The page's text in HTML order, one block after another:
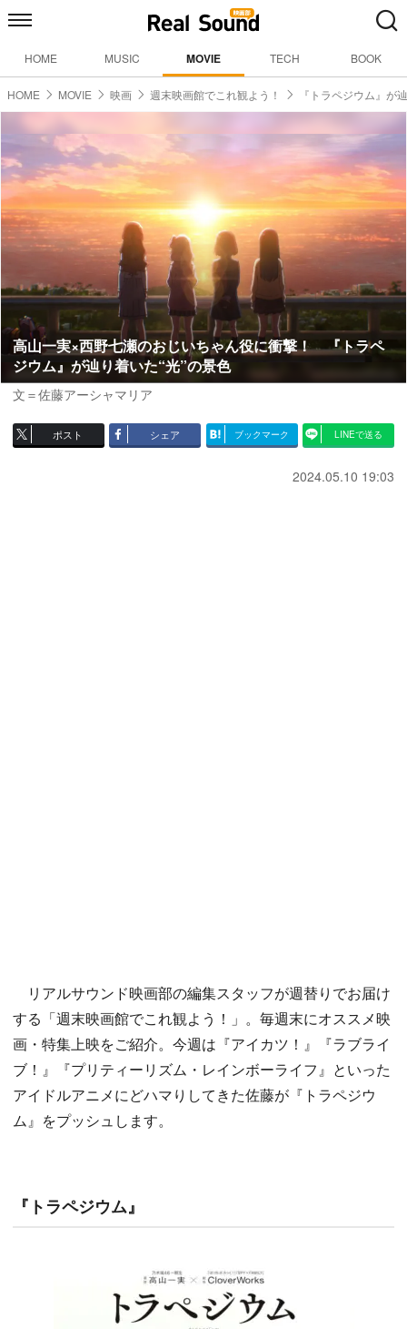
HOME MUSIC MOVIE TECH BOOK
HOME MOVIE 映画 週末映画館でこれ観よう！ 『トラペジウム』が
高山一実×西野七瀬のおじいちゃん役に衝撃！ 『トラペ
ジウム』が辿り着いた“光”の景色
文＝佐藤アーシャマリア
ポスト シェア ブックマーク LINEで送る
2024.05.10 19:03
リアルサウンド映画部の編集スタッフが週替りでお届け
する「週末映画館でこれ観よう！」。毎週末にオススメ映
画・特集上映をご紹介。今週は『アイカツ！』『ラブライ
ブ！』『プリティーリズム・レインボーライフ』といった
アイドルアニメにどハマりしてきた佐藤が『トラペジウ
ム』をプッシュします。
『トラペジウム』